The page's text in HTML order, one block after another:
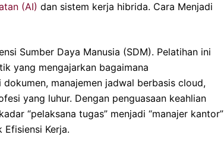
(AI) dan sistem kerja hibrida. Cara Menjadi
Sumber Daya Manusia (SDM). Pelatihan ini
yang mengajarkan bagaimana
manajemen jadwal berbasis cloud,
yang luhur. Dengan penguasaan keahlian
“pelaksana tugas” menjadi “manajer kantor”
Kerja.